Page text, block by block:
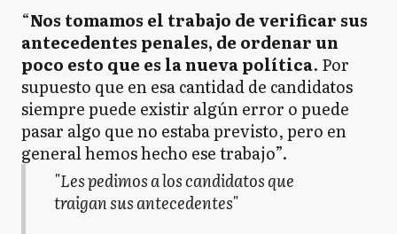
“Nos tomamos el trabajo de verificar sus
antecedentes penales, de ordenar un
poco esto que es la nueva política. Por
supuesto que en esa cantidad de candidatos
siempre puede existir algún error o puede
pasar algo que no estaba previsto, pero en
general hemos hecho ese trabajo”.
"Les pedimos a los candidatos que
traigan sus antecedentes"